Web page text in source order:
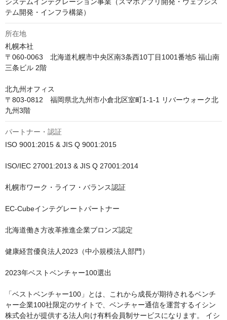
テム開発・インフラ構築）
所在地
札幌本社
〒060-0063　北海道札幌市中央区南3条西10丁目1001番地5 福山南
三条ビル 2階
北九州オフィス
〒803-0812　福岡県北九州市小倉北区室町1-1-1 リバーウォーク北
九州3階
パートナー・認証
ISO 9001:2015 & JIS Q 9001:2015
ISO/IEC 27001:2013 & JIS Q 27001:2014
札幌市ワーク・ライフ・バランス認証
EC-Cubeインテグレートパートナー
北海道働き方改革推進企業ブロンズ認定
健康経営優良法人2023（中小規模法人部門）
2023年ベストベンチャー100選出
「ベストベンチャー100」とは、これから成長が期待されるベンチ
ャー企業100社限定のサイトで、ベンチャー通信を運営するイシン
株式会社が提供する法人向け有料会員制サービスになります。 イシ